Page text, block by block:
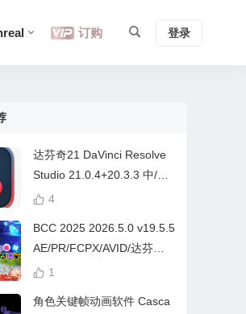
订购 登录
达芬奇21 DaVinci Resolve
Studio 21.0.4+20.3.3 中/英
文 Win/Mac
4
BCC 2025 2026.5.0 v19.5.5
AE/PR/FCPX/AVID/达芬奇
视频特效插件Continuum Wi
1
角色关键帧动画软件 Casca